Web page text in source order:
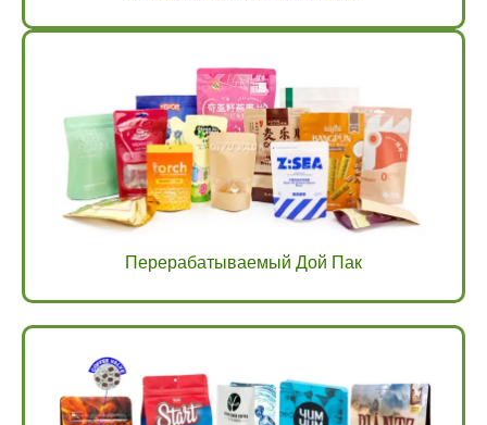
Перерабатываемый Дой Пак